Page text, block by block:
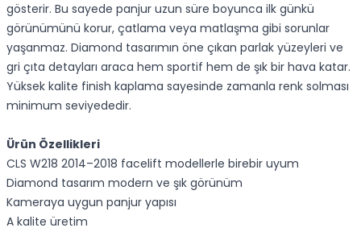
gösterir. Bu sayede panjur uzun süre boyunca ilk günkü
görünümünü korur, çatlama veya matlaşma gibi sorunlar
yaşanmaz. Diamond tasarımın öne çıkan parlak yüzeyleri ve
gri çıta detayları araca hem sportif hem de şık bir hava katar.
Yüksek kalite finish kaplama sayesinde zamanla renk solması
minimum seviyededir.
Ürün Özellikleri
CLS W218 2014–2018 facelift modellerle birebir uyum
Diamond tasarım modern ve şık görünüm
Kameraya uygun panjur yapısı
A kalite üretim